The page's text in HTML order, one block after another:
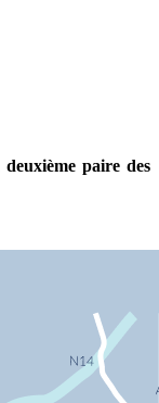
deuxième paire des